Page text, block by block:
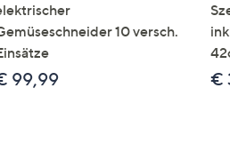
10 versch.
99,99 €